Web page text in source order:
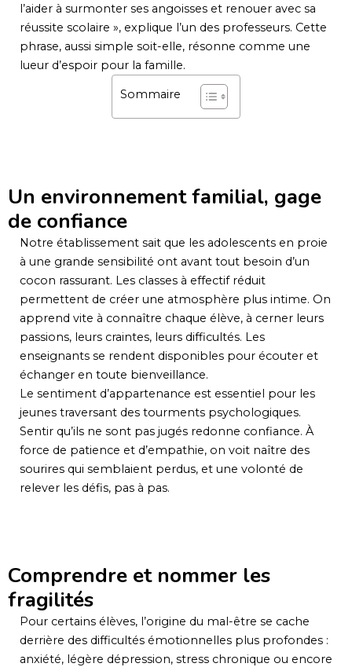
l’aider à surmonter ses angoisses et renouer avec sa
réussite scolaire », explique l’un des professeurs. Cette
phrase, aussi simple soit-elle, résonne comme une
lueur d’espoir pour la famille.
Sommaire
Un environnement familial, gage
de confiance
Notre établissement sait que les adolescents en proie
à une grande sensibilité ont avant tout besoin d’un
cocon rassurant. Les classes à effectif réduit
permettent de créer une atmosphère plus intime. On
apprend vite à connaître chaque élève, à cerner leurs
passions, leurs craintes, leurs difficultés. Les
enseignants se rendent disponibles pour écouter et
échanger en toute bienveillance.
Le sentiment d’appartenance est essentiel pour les
jeunes traversant des tourments psychologiques.
Sentir qu’ils ne sont pas jugés redonne confiance. À
force de patience et d’empathie, on voit naître des
sourires qui semblaient perdus, et une volonté de
relever les défis, pas à pas.
Comprendre et nommer les
fragilités
Pour certains élèves, l’origine du mal-être se cache
derrière des difficultés émotionnelles plus profondes :
anxiété, légère dépression, stress chronique ou encore